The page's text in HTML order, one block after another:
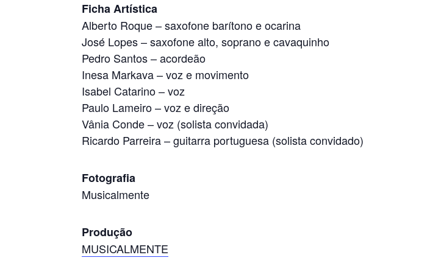
Ficha Artística
Alberto Roque – saxofone barítono e ocarina
José Lopes – saxofone alto, soprano e cavaquinho
Pedro Santos – acordeão
Inesa Markava – voz e movimento
Isabel Catarino – voz
Paulo Lameiro – voz e direção
Vânia Conde – voz (solista convidada)
Ricardo Parreira – guitarra portuguesa (solista convidado)
Fotografia
Musicalmente
Produção
MUSICALMENTE